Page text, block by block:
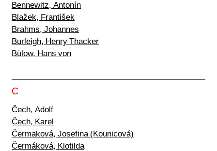
Bennewitz, Antonín
Blažek, František
Brahms, Johannes
Burleigh, Henry Thacker
Bülow, Hans von
C
Čech, Adolf
Čech, Karel
Čermaková, Josefina (Kounicová)
Čermáková, Klotilda